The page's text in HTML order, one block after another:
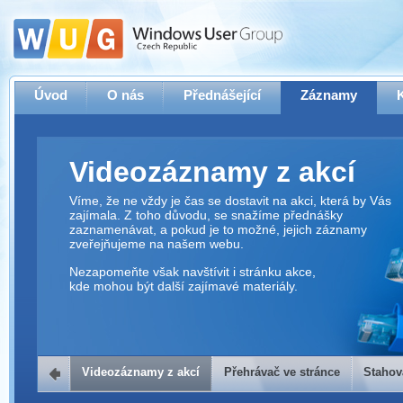
Úvod O nás Přednášející Záznamy
Videozáznamy z akcí
Víme, že ne vždy je čas se dostavit na akci, která by Vás
zajímala. Z toho důvodu, se snažíme přednášky
zaznamenávat, a pokud je to možné, jejich záznamy
zveřejňujeme na našem webu.
Nezapomeňte však navštívit i stránku akce,
kde mohou být další zajímavé materiály.
Přehrávač ve stránce
Videozáznamy z akcí Přehrávač ve stránce